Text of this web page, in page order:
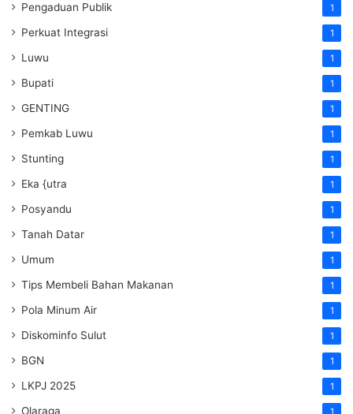
Pengaduan Publik 1
Perkuat Integrasi 1
Luwu 1
Bupati 1
GENTING 1
Pemkab Luwu 1
Stunting 1
Eka {utra 1
Posyandu 1
Tanah Datar 1
Umum 1
Tips Membeli Bahan Makanan 1
Pola Minum Air 1
Diskominfo Sulut 1
BGN 1
LKPJ 2025 1
Olaraga 1